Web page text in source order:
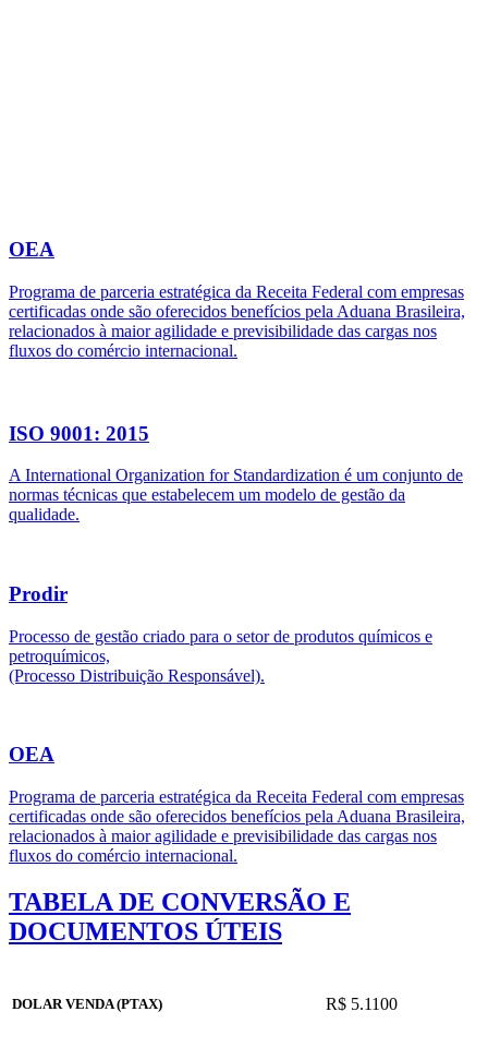
OEA
Programa de parceria estratégica da Receita Federal com empresas
certificadas onde são oferecidos benefícios pela Aduana Brasileira,
relacionados à maior agilidade e previsibilidade das cargas nos
fluxos do comércio internacional.
ISO 9001: 2015
A International Organization for Standardization é um conjunto de
normas técnicas que estabelecem um modelo de gestão da
qualidade.
Prodir
Processo de gestão criado para o setor de produtos químicos e
petroquímicos,
(Processo Distribuição Responsável).
OEA
Programa de parceria estratégica da Receita Federal com empresas
certificadas onde são oferecidos benefícios pela Aduana Brasileira,
relacionados à maior agilidade e previsibilidade das cargas nos
fluxos do comércio internacional.
TABELA DE CONVERSÃO E
DOCUMENTOS ÚTEIS
DOLAR VENDA (PTAX) R$ 5.1100